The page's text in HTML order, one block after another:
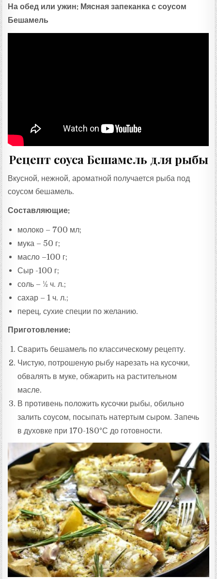
На обед или ужин: Мясная запеканка с соусом
Бешамель
Рецепт соуса Бешамель для рыбы
Вкусной, нежной, ароматной получается рыба под
соусом бешамель.
Составляющие:
молоко – 700 мл;
мука – 50 г;
масло –100 г;
Сыр -100 г;
соль – ½ ч. л.;
сахар – 1 ч. л.;
перец, сухие специи по желанию.
Приготовление:
Сварить бешамель по классическому рецепту.
Чистую, потрошеную рыбу нарезать на кусочки,
обвалять в муке, обжарить на растительном
масле.
В противень положить кусочки рыбы, обильно
залить соусом, посыпать натертым сыром. Запечь
в духовке при 170-180°С до готовности.